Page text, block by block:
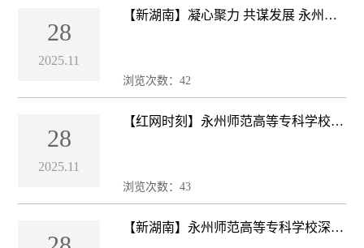
28
2025.11
【新湖南】凝心聚力 共谋发展 永州师
浏览次数：42
28
2025.11
【红网时刻】永州师范高等专科学校深
浏览次数：43
【新湖南】永州师范高等专科学校深入